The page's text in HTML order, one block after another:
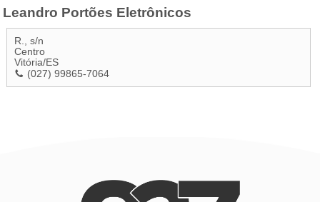
Leandro Portões Eletrônicos
R., s/n
Centro
Vitória/ES
(027) 99865-7064